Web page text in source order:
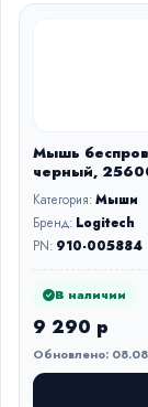
Мышь
черный,
Категория:Мыши
Бренд: Logitech
PN: 910-005884
В наличии
9 290 р
Обновлено: